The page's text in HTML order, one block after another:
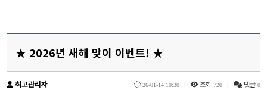
업
토목건축
공사업
산업ㆍ환
경설비공
비공사업
사업
철강구조물공
사업
수중·준설공
사업
공사업
관리업(폐
업자
발업
나무병원
산림사업법
인
에너지절
약전문기
업
★ 2026년 새해 맞이 이벤트! ★
최고관리자 26-01-14 10:30 | 조회 720 | 댓글 0